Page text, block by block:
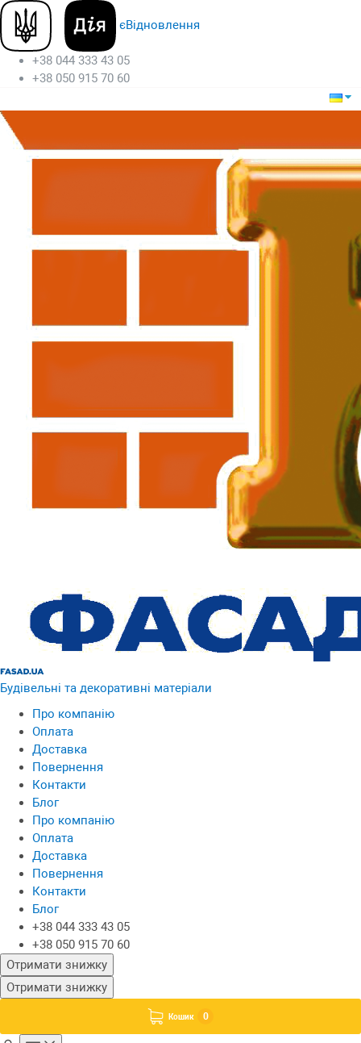
єВідновлення
+38 044 333 43 05
+38 050 915 70 60
Будівельні та декоративні матеріали
Про компанію
Оплата
Доставка
Повернення
Контакти
Блог
Про компанію
Оплата
Доставка
Повернення
Контакти
Блог
+38 044 333 43 05
+38 050 915 70 60
Отримати знижку
Отримати знижку
Кошик 0